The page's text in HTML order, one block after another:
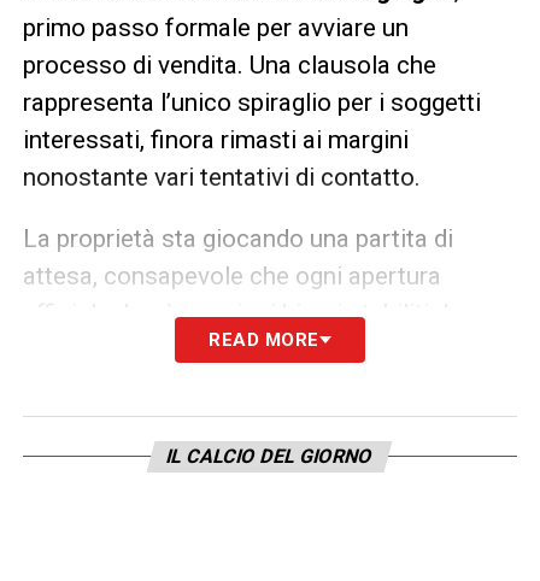
primo passo formale per avviare un
processo di vendita. Una clausola che
rappresenta l’unico spiraglio per i soggetti
interessati, finora rimasti ai margini
nonostante vari tentativi di contatto.
La proprietà sta giocando una partita di
attesa, consapevole che ogni apertura
ufficiale dovrà seguire i binari stabiliti da
quegli accordi. Fino ad allora, nessuna
Il rebus acquirenti
READ MORE
IL CALCIO DEL GIORNO